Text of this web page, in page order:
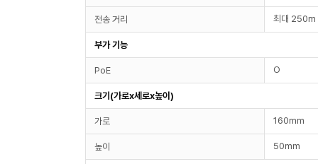
전송 거리 최대 250m
부가 기능
PoE O
크기(가로x세로x높이)
가로 160mm
높이 50mm